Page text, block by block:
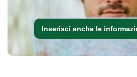
Inserisci anche le